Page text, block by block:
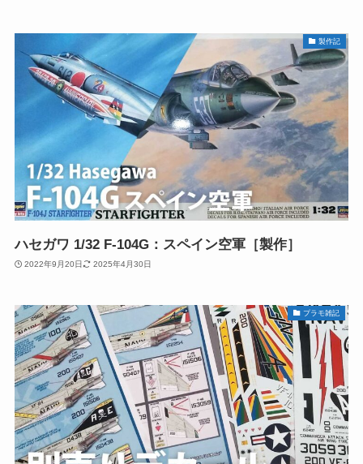
製作記
ハセガワ 1/32 F-104G：スペイン空軍［製作］
2022年9月20日 2025年4月30日
プラモ雑記